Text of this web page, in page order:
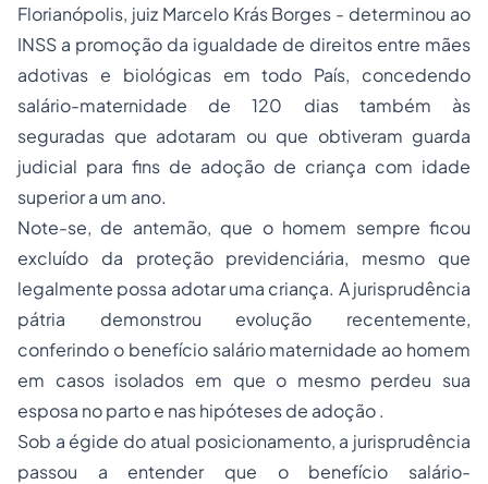
Florianópolis, juiz Marcelo Krás Borges - determinou ao
INSS a promoção da igualdade de direitos entre mães
adotivas e biológicas em todo País, concedendo
salário-maternidade de 120 dias também às
seguradas que adotaram ou que obtiveram guarda
judicial para fins de adoção de criança com idade
superior a um ano.
Note-se, de antemão, que o homem sempre ficou
excluído da proteção previdenciária, mesmo que
legalmente possa adotar uma criança. A jurisprudência
pátria demonstrou evolução recentemente,
conferindo o benefício salário maternidade ao homem
em casos isolados em que o mesmo perdeu sua
esposa no parto e nas hipóteses de adoção .
Sob a égide do atual posicionamento, a jurisprudência
passou a entender que o benefício salário-